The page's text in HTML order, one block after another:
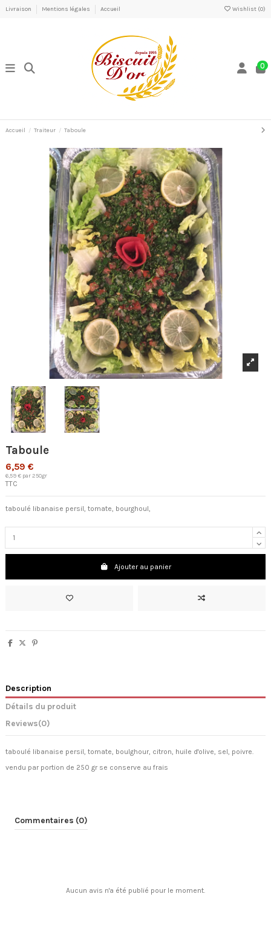
Livraison Mentions légales Accueil Wishlist (0)
0
Accueil Traiteur Taboule
Taboule
6,59 €
6,59 € par 250gr
TTC
taboulé libanaise persil, tomate, bourghoul,
Ajouter au panier
Description
Détails du produit
Reviews(0)
taboulé libanaise persil, tomate, boulghour, citron, huile d'olive, sel, poivre.
vendu par portion de 250 gr se conserve au frais
Commentaires (0)
Aucun avis n'a été publié pour le moment.